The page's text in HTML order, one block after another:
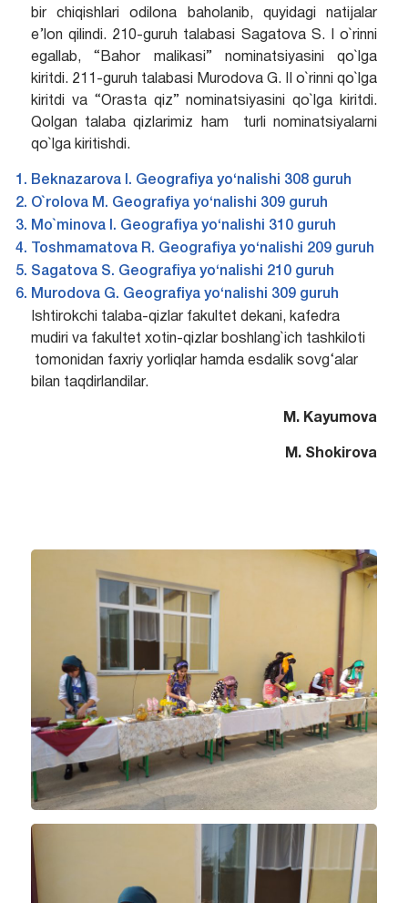
bir chiqishlari odilona baholanib, quyidagi natijalar
e’lon qilindi. 210-guruh talabasi Sagatova S. I o`rinni
egallab, “Bahor malikasi” nominatsiyasini qo`lga
kiritdi. 211-guruh talabasi Murodova G. II o`rinni qo`lga
kiritdi va “Orasta qiz” nominatsiyasini qo`lga kiritdi.
Qolgan talaba qizlarimiz ham turli nominatsiyalarni
qo`lga kiritishdi.
Beknazarova I. Geografiya yo‘nalishi 308 guruh
O`rolova M. Geografiya yo‘nalishi 309 guruh
Mo`minova I. Geografiya yo‘nalishi 310 guruh
Toshmamatova R. Geografiya yo‘nalishi 209 guruh
Sagatova S. Geografiya yo‘nalishi 210 guruh
Murodova G. Geografiya yo‘nalishi 309 guruh
Ishtirokchi talaba-qizlar fakultet dekani, kafedra
mudiri va fakultet xotin-qizlar boshlang`ich tashkiloti
tomonidan faxriy yorliqlar hamda esdalik sovg‘alar
bilan taqdirlandilar.
M. Kayumova
M. Shokirova